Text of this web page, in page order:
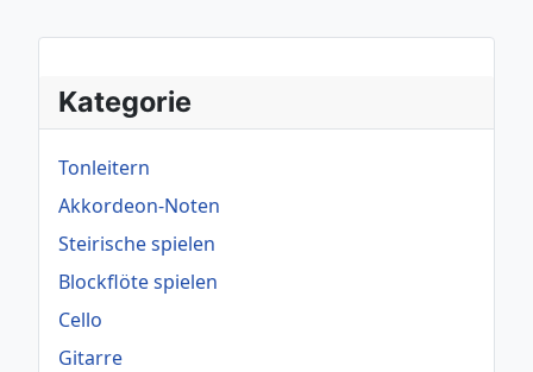
Kategorie
Tonleitern
Akkordeon-Noten
Steirische spielen
Blockflöte spielen
Cello
Gitarre